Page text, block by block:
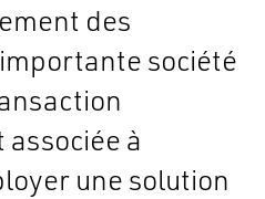
des
société
associée à
une solution